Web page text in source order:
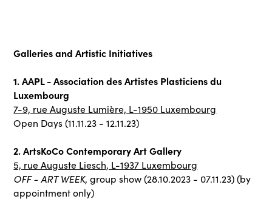
Galleries and Artistic Initiatives
1. AAPL - Association des Artistes Plasticiens du
Luxembourg
7-9, rue Auguste Lumière, L-1950 Luxembourg
Open Days (11.11.23 - 12.11.23)
2. ArtsKoCo Contemporary Art Gallery
5, rue Auguste Liesch, L-1937 Luxembourg
OFF - ART WEEK, group show (28.10.2023 - 07.11.23) (by
appointment only)